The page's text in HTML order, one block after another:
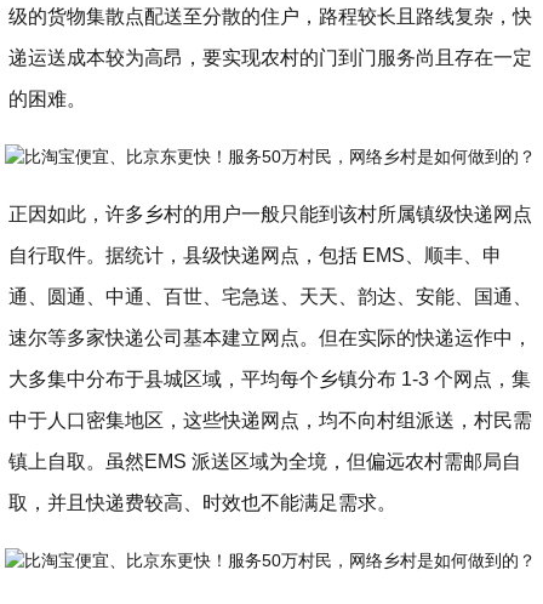
级的货物集散点配送至分散的住户，路程较长且路线复杂，快
递运送成本较为高昂，要实现农村的门到门服务尚且存在一定
的困难。
正因如此，许多乡村的用户一般只能到该村所属镇级快递网点
自行取件。据统计，县级快递网点，包括 EMS、顺丰、申
通、圆通、中通、百世、宅急送、天天、韵达、安能、国通、
速尔等多家快递公司基本建立网点。但在实际的快递运作中，
大多集中分布于县城区域，平均每个乡镇分布 1-3 个网点，集
中于人口密集地区，这些快递网点，均不向村组派送，村民需
镇上自取。虽然EMS 派送区域为全境，但偏远农村需邮局自
取，并且快递费较高、时效也不能满足需求。